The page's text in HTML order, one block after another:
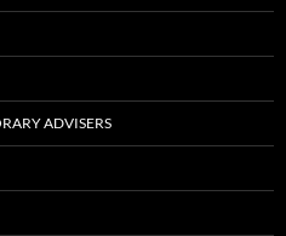
ADVISERS